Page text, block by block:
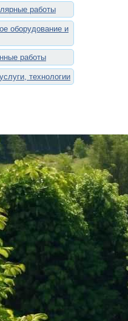
работы
оборудование и
работы
технологии